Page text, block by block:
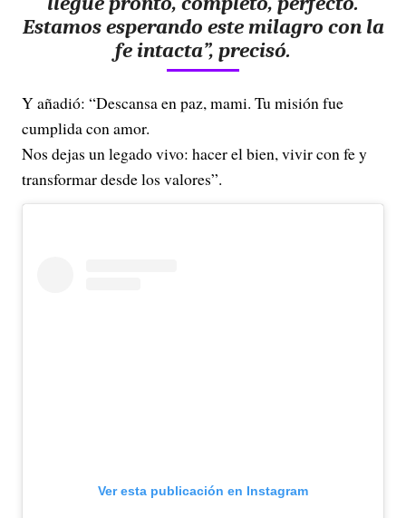
Estamos esperando este milagro con la
fe intacta”, precisó.
Y añadió: “Descansa en paz, mami. Tu misión fue
cumplida con amor.
Nos dejas un legado vivo: hacer el bien, vivir con fe y
transformar desde los valores”.
Ver esta publicación en Instagram